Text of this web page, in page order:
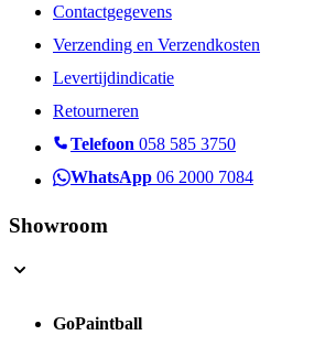
Contactgegevens
Verzending en Verzendkosten
Levertijdindicatie
Retourneren
Telefoon 058 585 3750
WhatsApp 06 2000 7084
Showroom
GoPaintball